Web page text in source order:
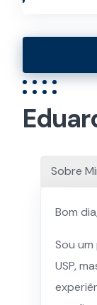
Sobre
Bom
Sou
USP,